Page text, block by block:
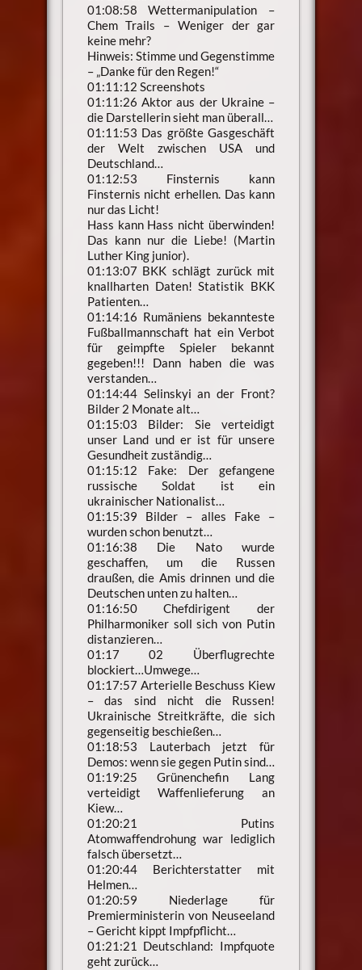
01:08:58 Wettermanipulation –
Chem Trails – Weniger der gar
keine mehr?
Hinweis: Stimme und Gegenstimme
– „Danke für den Regen!“
01:11:12 Screenshots
01:11:26 Aktor aus der Ukraine –
die Darstellerin sieht man überall…
01:11:53 Das größte Gasgeschäft
der Welt zwischen USA und
Deutschland…
01:12:53 Finsternis kann
Finsternis nicht erhellen. Das kann
nur das Licht!
Hass kann Hass nicht überwinden!
Das kann nur die Liebe! (Martin
Luther King junior).
01:13:07 BKK schlägt zurück mit
knallharten Daten! Statistik BKK
Patienten…
01:14:16 Rumäniens bekannteste
Fußballmannschaft hat ein Verbot
für geimpfte Spieler bekannt
gegeben!!! Dann haben die was
verstanden…
01:14:44 Selinskyi an der Front?
Bilder 2 Monate alt…
01:15:03 Bilder: Sie verteidigt
unser Land und er ist für unsere
Gesundheit zuständig…
01:15:12 Fake: Der gefangene
russische Soldat ist ein
ukrainischer Nationalist…
01:15:39 Bilder – alles Fake –
wurden schon benutzt…
01:16:38 Die Nato wurde
geschaffen, um die Russen
draußen, die Amis drinnen und die
Deutschen unten zu halten…
01:16:50 Chefdirigent der
Philharmoniker soll sich von Putin
distanzieren…
01:17 02 Überflugrechte
blockiert…Umwege…
01:17:57 Arterielle Beschuss Kiew
– das sind nicht die Russen!
Ukrainische Streitkräfte, die sich
gegenseitig beschießen…
01:18:53 Lauterbach jetzt für
Demos: wenn sie gegen Putin sind…
01:19:25 Grünenchefin Lang
verteidigt Waffenlieferung an
Kiew…
01:20:21 Putins
Atomwaffendrohung war lediglich
falsch übersetzt…
01:20:44 Berichterstatter mit
Helmen…
01:20:59 Niederlage für
Premierministerin von Neuseeland
– Gericht kippt Impfpflicht…
01:21:21 Deutschland: Impfquote
geht zurück…